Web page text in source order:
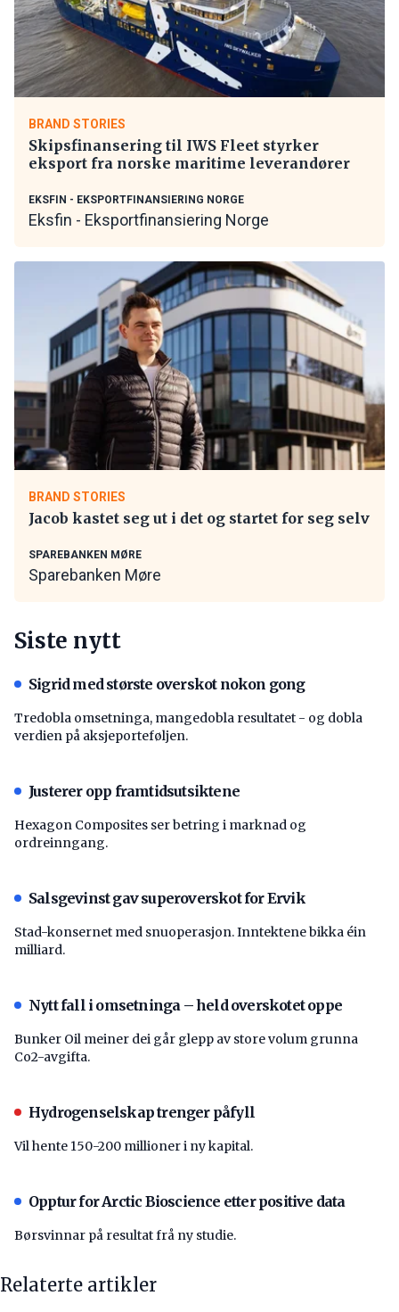
BRAND STORIES
Skipsfinansering til IWS Fleet styrker
eksport fra norske maritime leverandører
EKSFIN - EKSPORTFINANSIERING NORGE
Eksfin - Eksportfinansiering Norge
BRAND STORIES
Jacob kastet seg ut i det og startet for seg selv
SPAREBANKEN MØRE
Sparebanken Møre
Siste nytt
Sigrid med største overskot nokon gong
Tredobla omsetninga, mangedobla resultatet - og dobla
verdien på aksjeporteføljen.
Justerer opp framtidsutsiktene
Hexagon Composites ser betring i marknad og
ordreinngang.
Salsgevinst gav superoverskot for Ervik
Stad-konsernet med snuoperasjon. Inntektene bikka éin
milliard.
Nytt fall i omsetninga – held overskotet oppe
Bunker Oil meiner dei går glepp av store volum grunna
Co2-avgifta.
Hydrogenselskap trenger påfyll
Vil hente 150-200 millioner i ny kapital.
Opptur for Arctic Bioscience etter positive data
Børsvinnar på resultat frå ny studie.
Relaterte artikler